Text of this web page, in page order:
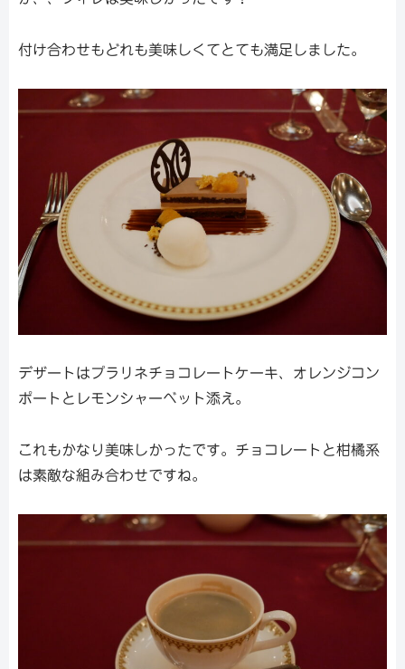
付け合わせもどれも美味しくてとても満足しました。
デザートはプラリネチョコレートケーキ、オレンジコン
ポートとレモンシャーベット添え。
これもかなり美味しかったです。チョコレートと柑橘系
は素敵な組み合わせですね。